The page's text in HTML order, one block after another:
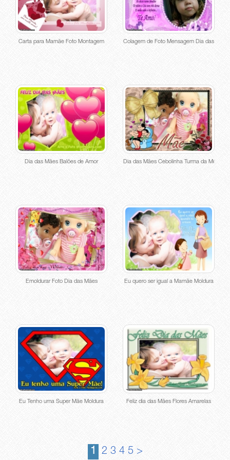
Carta para Mamãe Foto Montagem Colagem de Foto Mensagem Dia das Mães
Dia das Mães Balões de Amor Dia das Mães Cebolinha Turma da Mônica
Emoldurar Foto Dia das Mães Eu quero ser igual a Mamãe Moldura
Eu Tenho uma Super Mãe Moldura Feliz dia das Mães Flores Amarelas
1 2 3 4 5 >